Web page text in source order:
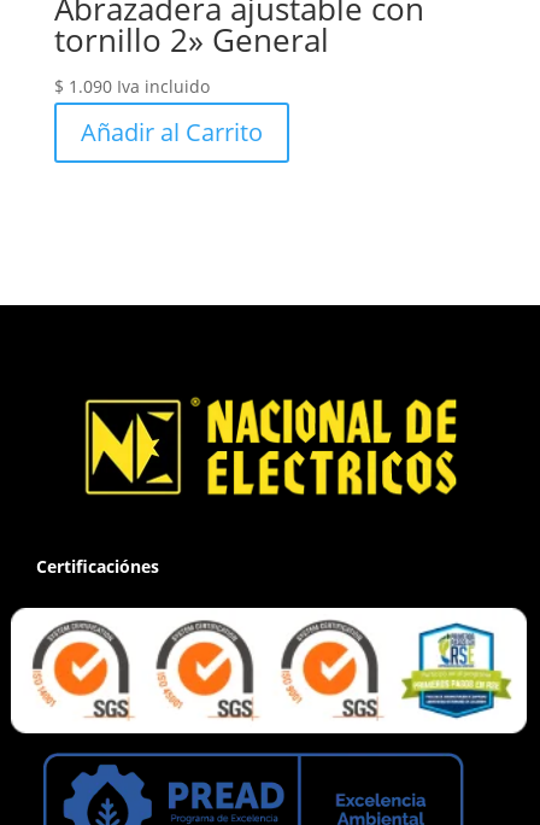
tornillo 2» General
$ 1.090 Iva incluido
Añadir al Carrito
Certificaciónes